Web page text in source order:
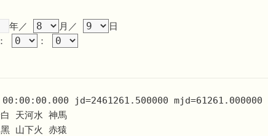
年／ 月／
日
： ：
jd=2461261.500000
天河水 神馬
山下火 赤猿